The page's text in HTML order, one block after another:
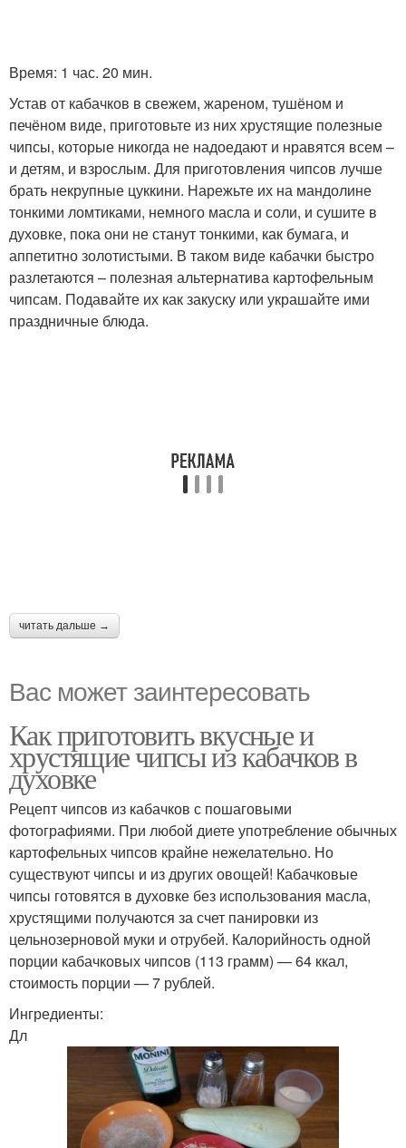
Время: 1 час. 20 мин.
Устав от кабачков в свежем, жареном, тушёном и
печёном виде, приготовьте из них хрустящие полезные
чипсы, которые никогда не надоедают и нравятся всем –
и детям, и взрослым. Для приготовления чипсов лучше
брать некрупные цуккини. Нарежьте их на мандолине
тонкими ломтиками, немного масла и соли, и сушите в
духовке, пока они не станут тонкими, как бумага, и
аппетитно золотистыми. В таком виде кабачки быстро
разлетаются – полезная альтернатива картофельным
чипсам. Подавайте их как закуску или украшайте ими
праздничные блюда.
читать дальше →
Вас может заинтересовать
Как приготовить вкусные и
хрустящие чипсы из кабачков в
духовке
Рецепт чипсов из кабачков с пошаговыми
фотографиями. При любой диете употребление обычных
картофельных чипсов крайне нежелательно. Но
существуют чипсы и из других овощей! Кабачковые
чипсы готовятся в духовке без использования масла,
хрустящими получаются за счет панировки из
цельнозерновой муки и отрубей. Калорийность одной
порции кабачковых чипсов (113 грамм) — 64 ккал,
стоимость порции — 7 рублей.
Ингредиенты:
Дл